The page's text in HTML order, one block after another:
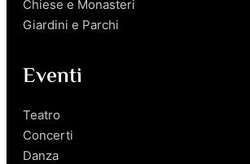
Chiese e Monasteri
Giardini e Parchi
Eventi
Teatro
Concerti
Danza